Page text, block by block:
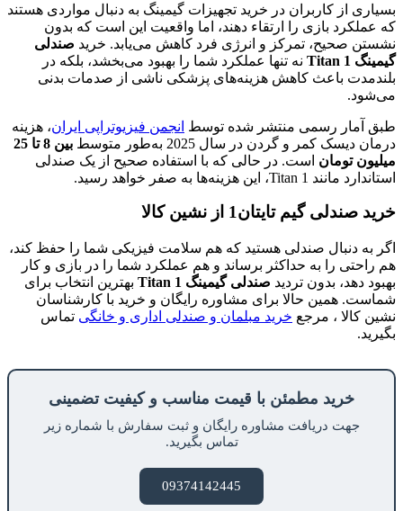
بسیاری از کاربران در خرید تجهیزات گیمینگ به دنبال مواردی هستند
که عملکرد بازی را ارتقاء دهند، اما واقعیت این است که بدون
نشستن صحیح، تمرکز و انرژی فرد کاهش می‌یابد. خرید صندلی
گیمینگ
نه تنها عملکرد شما را بهبود می‌بخشد، بلکه در
بلندمدت باعث کاهش هزینه‌های پزشکی ناشی از صدمات بدنی
می‌شود.
طبق آمار رسمی منتشر شده توسط انجمن فیزیوتراپی ایران، هزینه
درمان دیسک کمر و گردن در سال 2025 به‌طور متوسط
بین 8 تا 25
میلیون تومان است. در حالی که با استفاده صحیح از یک صندلی
استاندارد مانند Titan 1، این هزینه‌ها به صفر خواهد رسید.
خرید صندلی گیم تایتان1 از نشین کالا
اگر به دنبال صندلی هستید که هم سلامت فیزیکی شما را حفظ کند،
هم راحتی را به حداکثر برساند و هم عملکرد شما را در بازی و کار
بهبود دهد، بدون تردید صندلی گیمینگ
بهترین انتخاب برای
شماست. همین حالا برای مشاوره رایگان و خرید با کارشناسان
نشین کالا ، مرجع خرید مبلمان و صندلی اداری و خانگی تماس
بگیرید.
خرید مطمئن با قیمت مناسب و کیفیت تضمینی
جهت دریافت مشاوره رایگان و ثبت سفارش با شماره زیر
تماس بگیرید.
09374142445